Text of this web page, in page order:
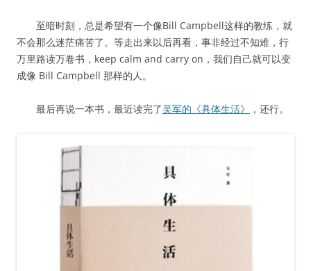
至暗时刻，总是希望有一个像Bill Campbell这样的教练，就
不会那么迷茫痛苦了。等走出来以后再看，事非经过不知难，行
万里路读万卷书，keep calm and carry on，我们自己就可以变
成像 Bill Campbell 那样的人。
最后再说一本书，最近读完了吴军的《具体生活》 ，还行。